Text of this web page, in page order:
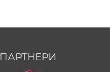
ПАРТНЕРИ